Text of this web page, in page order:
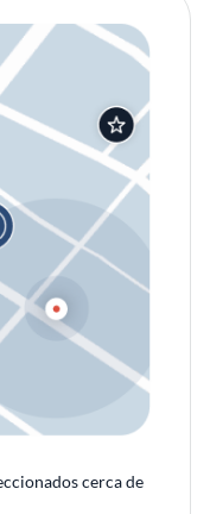
cerca de